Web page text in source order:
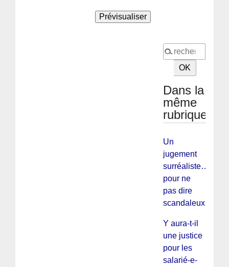
Dans la
même
rubrique
Un
jugement
surréaliste…
pour ne
pas dire
scandaleux !
Y aura-t-il
une justice
pour les
salarié-e-